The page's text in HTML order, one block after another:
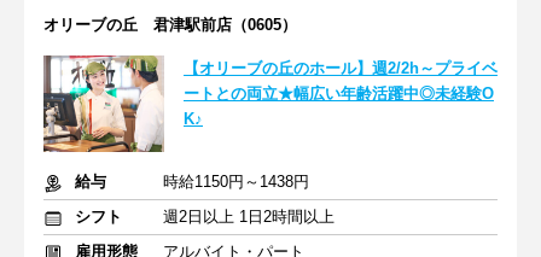
オリーブの丘 君津駅前店（0605）
【オリーブの丘のホール】週2/2h～プライベ
ートとの両立★幅広い年齢活躍中◎未経験O
K♪
給与
時給1150円～1438円
シフト
週2日以上 1日2時間以上
雇用形態
アルバイト・パート